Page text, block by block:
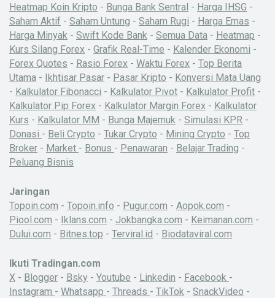
Heatmap Koin Kripto - Bunga Bank Sentral - Harga IHSG -
Saham Aktif - Saham Untung - Saham Rugi - Harga Emas -
Harga Minyak - Swift Kode Bank - Semua Data - Heatmap -
Kurs Silang Forex - Grafik Real-Time - Kalender Ekonomi -
Forex Quotes - Rasio Forex - Waktu Forex - Top Berita
Utama - Ikhtisar Pasar - Pasar Kripto - Konversi Mata Uang
- Kalkulator Fibonacci - Kalkulator Pivot - Kalkulator Profit -
Kalkulator Pip Forex - Kalkulator Margin Forex - Kalkulator
Kurs - Kalkulator MM - Bunga Majemuk - Simulasi KPR -
Donasi - Beli Crypto - Tukar Crypto - Mining Crypto - Top
Broker - Market - Bonus - Penawaran - Belajar Trading -
Peluang Bisnis
Jaringan
Topoin.com - Topoin.info - Pugur.com - Aopok.com -
Piool.com - Iklans.com - Jokbangka.com - Keimanan.com -
Dului.com - Bitnes.top - Terviral.id - Biodataviral.com
Ikuti Tradingan.com
X - Blogger - Bsky - Youtube - Linkedin - Facebook -
Instagram - Whatsapp - Threads - TikTok - SnackVideo -